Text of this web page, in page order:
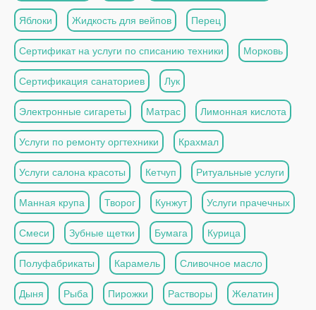
Яблоки Жидкость для вейпов Перец
Сертификат на услуги по списанию техники Морковь
Сертификация санаториев Лук
Электронные сигареты Матрас Лимонная кислота
Услуги по ремонту оргтехники Крахмал
Услуги салона красоты Кетчуп Ритуальные услуги
Манная крупа Творог Кунжут Услуги прачечных
Смеси Зубные щетки Бумага Курица
Полуфабрикаты Карамель Сливочное масло
Дыня Рыба Пирожки Растворы Желатин